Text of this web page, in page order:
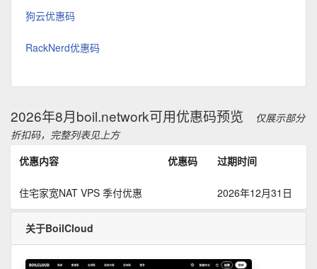
狗云优惠码
RackNerd优惠码
2026年8月boil.network可用优惠码预览
仅展示部分
折扣码，完整列表见上方
优惠内容
优惠码 过期时间
住宅家宽NAT VPS 季付优惠 2026年12月31日
关于BoilCloud